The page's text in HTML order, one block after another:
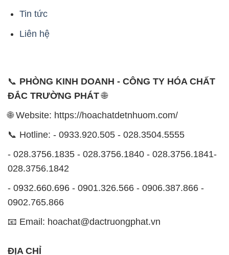
Tin tức
Liên hệ
📞 PHÒNG KINH DOANH - CÔNG TY HÓA CHẤT
ĐẮC TRƯỜNG PHÁT🌐
🌐 Website: https://hoachatdetnhuom.com/
📞 Hotline: - 0933.920.505 - 028.3504.5555
- 028.3756.1835 - 028.3756.1840 - 028.3756.1841-
028.3756.1842
- 0932.660.696 - 0901.326.566 - 0906.387.866 -
0902.765.866
📧 Email: hoachat@dactruongphat.vn
ĐỊA CHỈ